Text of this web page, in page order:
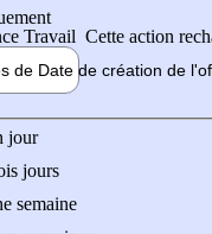
Travail Cette action
de Date de création de
de l'offre
jour
jours
semaine